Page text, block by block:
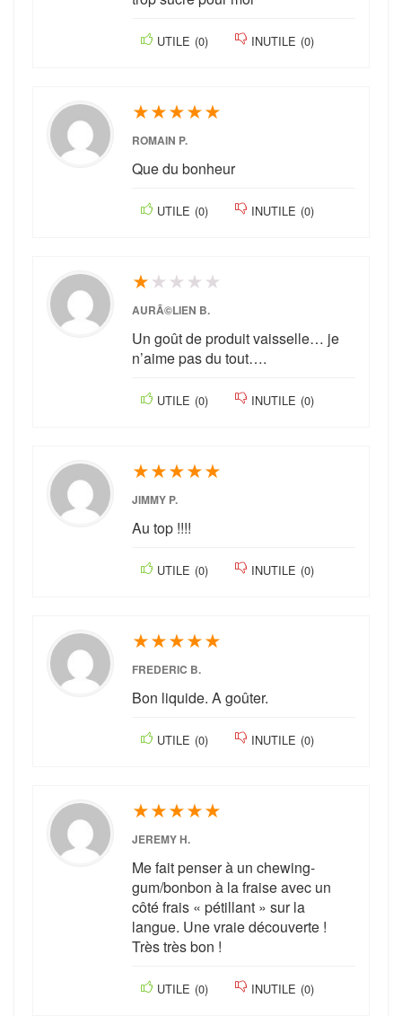
UTILE (0) INUTILE (0)
★★★★★
ROMAIN P.
Que du bonheur
UTILE (0) INUTILE (0)
★★ ★ ★ ★
AURÃ©LIEN B.
Un goût de produit vaisselle… je
n’aime pas du tout….
UTILE (0) INUTILE (0)
★★★★★
JIMMY P.
Au top !!!!
UTILE (0) INUTILE (0)
★★★★★
FREDERIC B.
Bon liquide. A goûter.
UTILE (0) INUTILE (0)
★★★★★
JEREMY H.
Me fait penser à un chewing-
gum/bonbon à la fraise avec un
côté frais « pétillant » sur la
langue. Une vraie découverte !
Très très bon !
UTILE (0) INUTILE (0)